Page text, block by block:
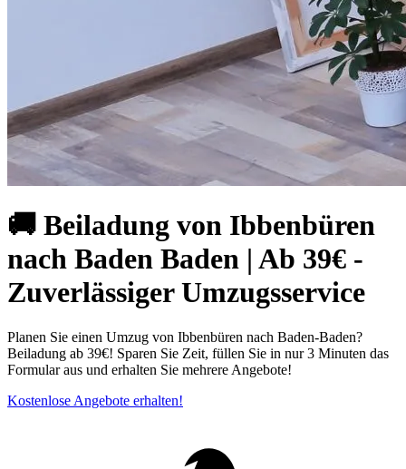
🚚 Beiladung von Ibbenbüren
nach Baden Baden | Ab 39€ -
Zuverlässiger Umzugsservice
Planen Sie einen Umzug von Ibbenbüren nach Baden-Baden?
Beiladung ab 39€! Sparen Sie Zeit, füllen Sie in nur 3 Minuten das
Formular aus und erhalten Sie mehrere Angebote!
Kostenlose Angebote erhalten!